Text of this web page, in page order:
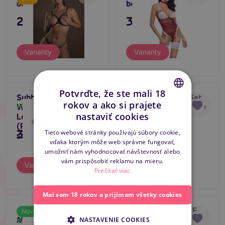
dámsky erotický set
23,80 €
Varianty
body s podväzkami
35,80 €
Varianty
Subblime Bra Set
With Necklace And
Leg Details
(Fluorescent Pink),
sexi súprava prádla
35,80 €
Varianty
Tip na darček
Bestseller
Asmona Basque Set
(Black/Red), dámsky
korzet s bondage
Skladom
47,80 €
Varianty
Novinka
ADALET LINGERIE
Melanie Bra and
Skladom
ADALET LINGERIE
Zoey Set with
Skladom
CZECH
ENGLISH
Potvrďte, že ste mali 18
rokov a ako si prajete
nastaviť cookies
Tieto webové stránky používajú súbory cookie,
vďaka ktorým môže web správne fungovať,
umožniť nám vyhodnocovať návštevnosť alebo
vám prispôsobiť reklamu na mieru.
Prečítať viac
Mal som 18 rokov a prijímam všetky cookies
NASTAVENIE COOKIES